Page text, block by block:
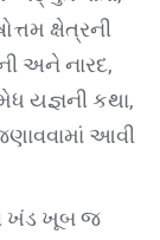
ક્ષેત્રની
અને નારદ,
યજ્ઞની કથા,
આવી
ખંડ ખૂબ જ